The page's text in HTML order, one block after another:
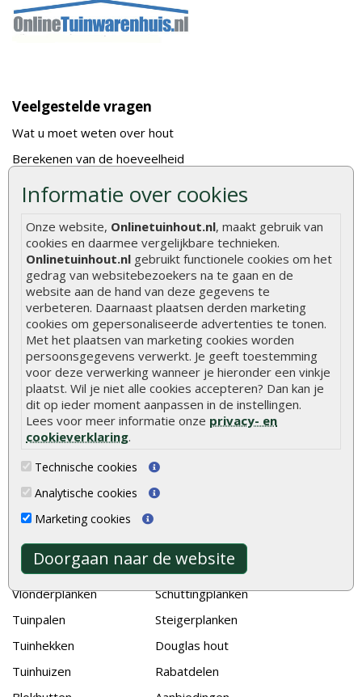
Informatie over cookies
Onze website, Onlinetuinhout.nl, maakt gebruik van
cookies en daarmee vergelijkbare technieken.
Onlinetuinhout.nl gebruikt functionele cookies om het
gedrag van websitebezoekers na te gaan en de
website aan de hand van deze gegevens te
verbeteren. Daarnaast plaatsen derden marketing
cookies om gepersonaliseerde advertenties te tonen.
Met het plaatsen van marketing cookies worden
persoonsgegevens verwerkt. Je geeft toestemming
voor deze verwerking wanneer je hieronder een vinkje
plaatst. Wil je niet alle cookies accepteren? Dan kan je
dit op ieder moment aanpassen in de instellingen.
Lees voor meer informatie onze privacy- en
cookieverklaring.
Technische cookies
Analytische cookies
Marketing cookies
Doorgaan naar de website
Veelgestelde vragen
Wat u moet weten over hout
Berekenen van de hoeveelheid
Foto's en voorbeelden
Gekeurd hout
De fundering van een vlonder leggen
Hoe zelf een houten overkapping maken
Hoe zelf een vlonder leggen
Hoe betonpaal plaatsen
Hoe schutting plaatsen
De 9 beste tuinschermen van Onlinetuinhout.nl
Stijlvolle houtsoorten voor in de tuin
Duurzame tuin
Welke palen voor een schapenhek
Alle populaire categorieën
Tuinhout
Schutting
Vlonderplanken
Tuinpalen
Tuinhekken
Tuinhuizen
Tuindeuren
Tuinschermen
Schuttingplanken
Steigerplanken
Douglas hout
Rabatdelen